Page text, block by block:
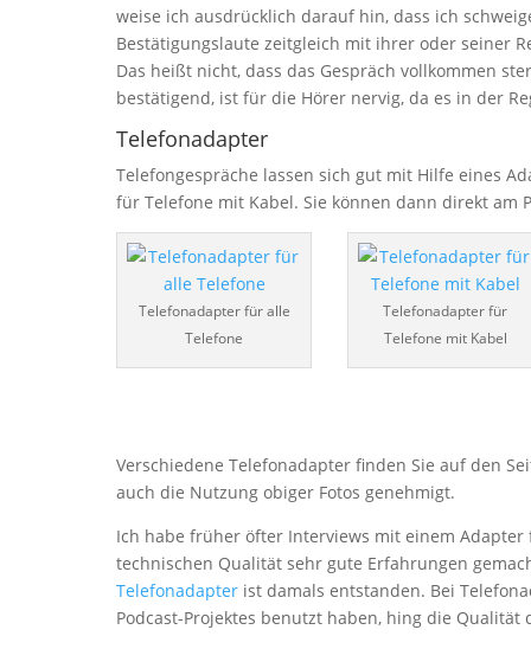
weise ich ausdrücklich darauf hin, dass ich
Bestätigungslaute zeitgleich mit ihrer oder seiner
Das heißt nicht, dass das Gespräch vollkommen
bestätigend, ist für die Hörer nervig, da es in der
Telefonadapter
Telefongespräche lassen sich gut mit Hilfe eines
für Telefone mit Kabel. Sie können dann direkt
Telefonadapter für alle
Telefone
Telefonadapter für
Telefone mit Kabel
Verschiedene Telefonadapter finden Sie auf den
auch die Nutzung obiger Fotos genehmigt.
Ich habe früher öfter Interviews mit einem
technischen Qualität sehr gute Erfahrungen
Telefonadapter ist damals entstanden. Bei
Podcast-Projektes benutzt haben, hing die